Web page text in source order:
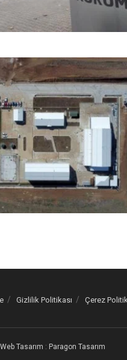
Gizlilik Politikası Çerez
Web Tasarım : Paragon Tasarım